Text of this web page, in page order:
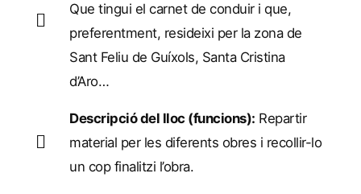
Que tingui el carnet de conduir i que,
preferentment, resideixi per la zona de
Sant Feliu de Guíxols, Santa Cristina
d’Aro…
Descripció del lloc (funcions): Repartir
material per les diferents obres i recollir-lo
un cop finalitzi l’obra.